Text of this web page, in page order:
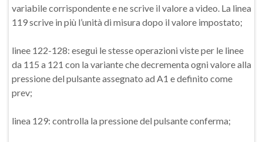
variabile corrispondente e ne scrive il valore a video. La linea
119 scrive in più l’unità di misura dopo il valore impostato;
linee 122-128: esegui le stesse operazioni viste per le linee
da 115 a 121 con la variante che decrementa ogni valore alla
pressione del pulsante assegnato ad A1 e definito come
prev;
linea 129: controlla la pressione del pulsante conferma;